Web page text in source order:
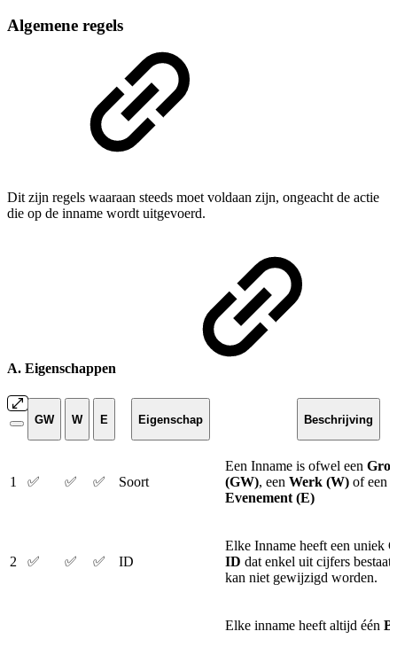
Algemene regels
Dit zijn regels waaraan steeds moet voldaan zijn, ongeacht de actie
die op de inname wordt uitgevoerd.
A. Eigenschappen
GW W E Eigenschap Beschrijving
1 ✅ ✅ ✅ Soort
Een Inname is ofwel een
(GW), een Werk (W) of een
Evenement (E)
2 ✅ ✅ ✅ ID
Elke Inname heeft een uniek
ID dat enkel uit cijfers
kan niet gewijzigd worden.
Elke inname heeft altijd één